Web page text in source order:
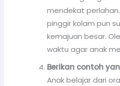
mendekat
pinggir kolam pun
kemajuan besar.
waktu agar anak
Berikan contoh
Anak belajar dari